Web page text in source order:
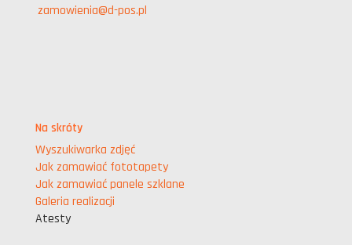
zamowienia@d-pos.pl
Na skróty
Wyszukiwarka zdjęć
Jak zamawiać fototapety
Jak zamawiać panele szklane
Galeria realizacji
Atesty